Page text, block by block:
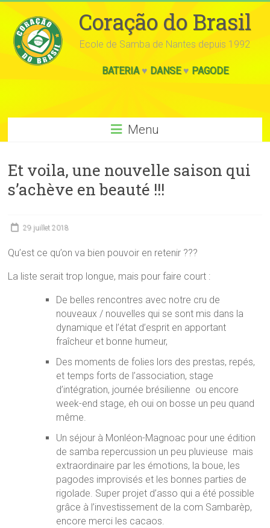
Coração do Brasil
Ecole de Samba de Nantes depuis 1992
BATERIA♥ DANSE♥ PAGODE
Menu
Et voila, une nouvelle saison qui
s’achève en beauté !!!
29 juillet 2018
Qu’est ce qu’on va bien pouvoir en retenir ???
La liste serait trop longue, mais pour faire court :
De belles rencontres avec notre cru de
nouveaux / nouvelles qui se sont mis dans la
dynamique et l’état d’esprit en apportant
fraîcheur et bonne humeur,
Des moments de folies lors des prestas, repés,
et temps forts de l’association, stage
d’intégration, journée brésilienne ️ ou encore
week-end stage, eh oui on bosse un peu quand
même.
Un séjour à Monléon-Magnoac pour une édition
de samba repercussion un peu pluvieuse mais
extraordinaire par les émotions, la boue, les
pagodes improvisés et les bonnes parties de
rigolade. Super projet d’asso qui a été possible
grâce à l’investissement de la com Sambarèp,
encore merci les cacaos.